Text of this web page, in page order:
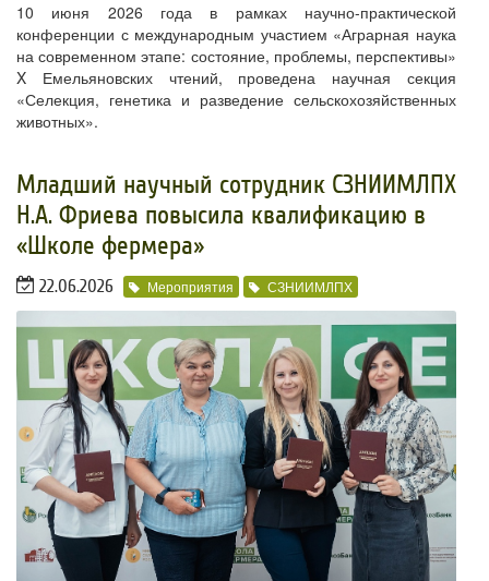
10 июня 2026 года в рамках научно-практической
конференции с международным участием «Аграрная наука
на современном этапе: состояние, проблемы, перспективы»
X Емельяновских чтений, проведена научная секция
«Селекция, генетика и разведение сельскохозяйственных
животных».
​​Младший научный сотрудник СЗНИИМЛПХ
Н.А. Фриева повысила квалификацию в
«Школе фермера»
22.06.2026 Мероприятия СЗНИИМЛПХ